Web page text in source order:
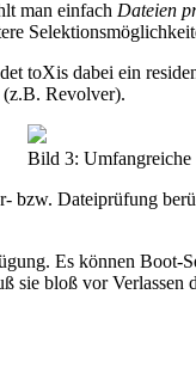
man einfach Dateien
toXis dabei ein
(z.B. Revolver).
Bild 3:
bzw. Dateiprüfung
Es können
bloß vor